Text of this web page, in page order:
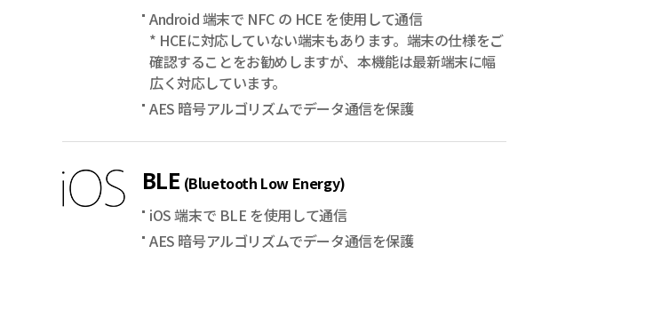
Android 端末で NFC の HCE を使用して通信
* HCEに対応していない端末もあります。端末の仕様をご
確認することをお勧めしますが、本機能は最新端末に幅
広く対応しています。
AES 暗号アルゴリズムでデータ通信を保護
BLE (Bluetooth Low Energy)
iOS 端末で BLE を使用して通信
AES 暗号アルゴリズムでデータ通信を保護